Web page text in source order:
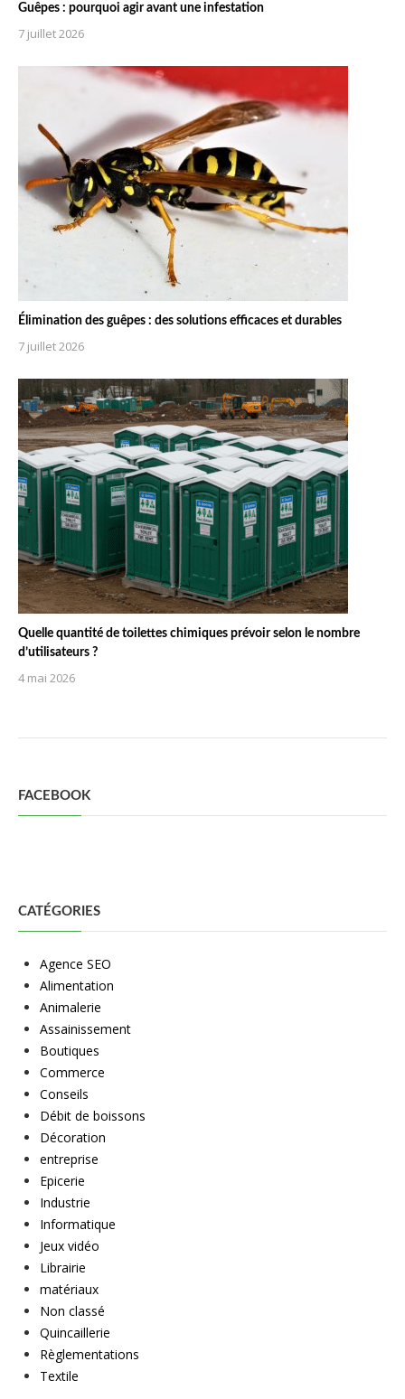
Guêpes : pourquoi agir avant une infestation
7 juillet 2026
Élimination des guêpes : des solutions efficaces et durables
7 juillet 2026
Quelle quantité de toilettes chimiques prévoir selon le nombre
d’utilisateurs ?
4 mai 2026
FACEBOOK
CATÉGORIES
Agence SEO
Alimentation
Animalerie
Assainissement
Boutiques
Commerce
Conseils
Débit de boissons
Décoration
entreprise
Epicerie
Industrie
Informatique
Jeux vidéo
Librairie
matériaux
Non classé
Quincaillerie
Règlementations
Textile